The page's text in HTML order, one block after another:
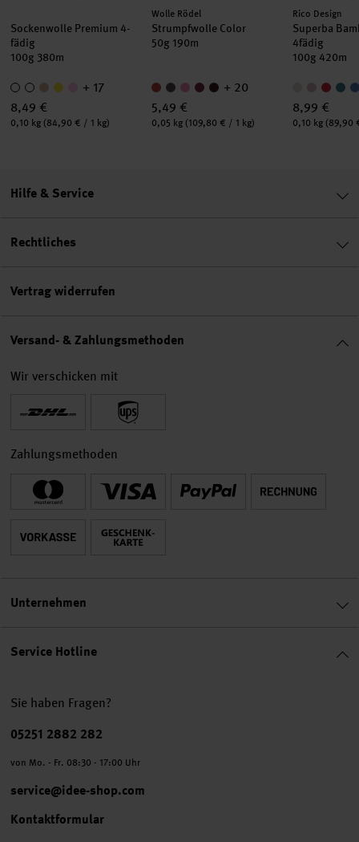
Sockenwolle Premium 4-
fädig
100g 380m
+ 17
8,49 €
Inhalt:
0,10 kg (84,90 € / 1 kg)
Hersteller:
Wolle Rödel
Strumpfwolle Color
50g 190m
+ 20
5,49 €
Inhalt:
0,05 kg (109,80 € / 1 kg)
Hersteller:
Rico Design
Superba
4fädig
100g 420m
8,99 €
Inhalt:
0,10 kg (89,90
Service Hotline
Sie haben Fragen?
Telefonnummer
05251 2882 282
von Mo. - Fr. 08:30 - 17:00 Uhr
service@idee-shop.com
Kontaktformular
Hilfe & Service
Rechtliches
Vertrag widerrufen
Versand- & Zahlungsmethoden
Wir verschicken mit
Zahlungsmethoden
Unternehmen